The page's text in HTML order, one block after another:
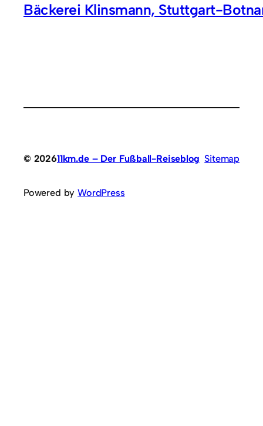
Bäckerei Klinsmann, Stuttgart-
© 202611km.de – Der Fußball-Reiseblog Sitemap
Powered byWordPress